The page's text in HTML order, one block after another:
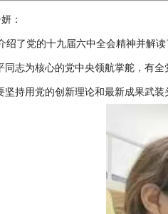
：
绍了党的十九届六中全会精神并解
同志为核心的党中央领航掌舵，有
坚持用党的创新理论和最新成果武